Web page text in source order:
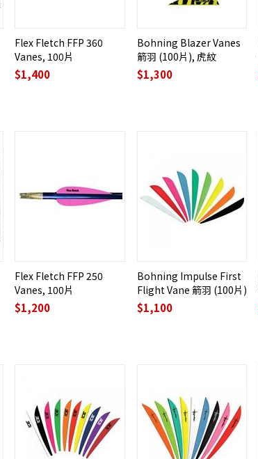
Flex Fletch FFP 360
Vanes, 100片
$1,400
Bohning Blazer Vanes
箭羽 (100片), 虎紋
$1,300
Flex Fletch FFP 250
Vanes, 100片
$1,200
Bohning Impulse First
Flight Vane 箭羽 (100片)
$1,100